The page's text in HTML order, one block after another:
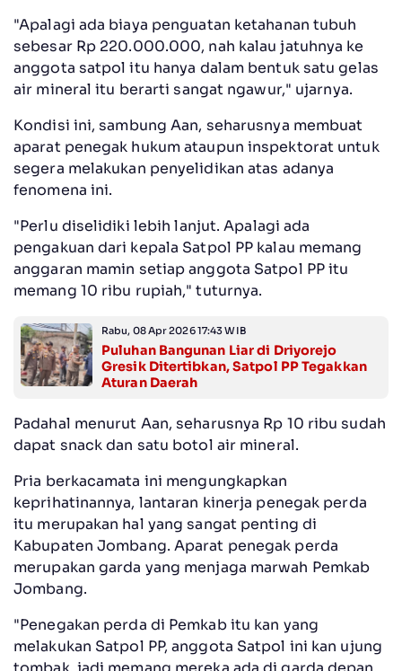
"Apalagi ada biaya penguatan ketahanan tubuh
sebesar Rp 220.000.000, nah kalau jatuhnya ke
anggota satpol itu hanya dalam bentuk satu gelas
air mineral itu berarti sangat ngawur," ujarnya.
Kondisi ini, sambung Aan, seharusnya membuat
aparat penegak hukum ataupun inspektorat untuk
segera melakukan penyelidikan atas adanya
fenomena ini.
"Perlu diselidiki lebih lanjut. Apalagi ada
pengakuan dari kepala Satpol PP kalau memang
anggaran mamin setiap anggota Satpol PP itu
memang 10 ribu rupiah," tuturnya.
Rabu, 08 Apr 2026 17:43 WIB
Puluhan Bangunan Liar di Driyorejo
Gresik Ditertibkan, Satpol PP Tegakkan
Aturan Daerah
Padahal menurut Aan, seharusnya Rp 10 ribu sudah
dapat snack dan satu botol air mineral.
Pria berkacamata ini mengungkapkan
keprihatinannya, lantaran kinerja penegak perda
itu merupakan hal yang sangat penting di
Kabupaten Jombang. Aparat penegak perda
merupakan garda yang menjaga marwah Pemkab
Jombang.
"Penegakan perda di Pemkab itu kan yang
melakukan Satpol PP, anggota Satpol ini kan ujung